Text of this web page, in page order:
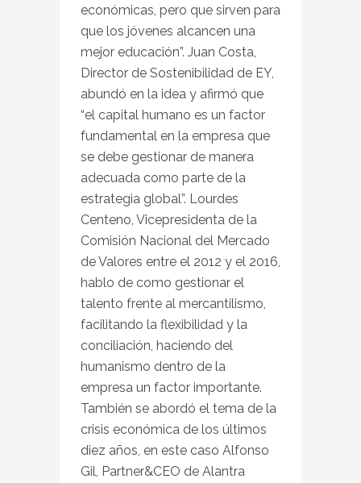
económicas, pero que sirven para
que los jóvenes alcancen una
mejor educación”. Juan Costa,
Director de Sostenibilidad de EY,
abundó en la idea y afirmó que
“el capital humano es un factor
fundamental en la empresa que
se debe gestionar de manera
adecuada como parte de la
estrategia global”. Lourdes
Centeno, Vicepresidenta de la
Comisión Nacional del Mercado
de Valores entre el 2012 y el 2016,
hablo de como gestionar el
talento frente al mercantilismo,
facilitando la flexibilidad y la
conciliación, haciendo del
humanismo dentro de la
empresa un factor importante.
También se abordó el tema de la
crisis económica de los últimos
diez años, en este caso Alfonso
Gil, Partner&CEO de Alantra